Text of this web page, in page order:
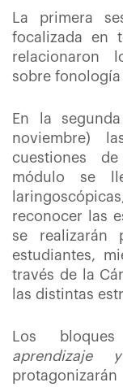
La primera
focalizada en
relacionaron
sobre
En la
noviembre)
cuestiones
módulo se
reconocer las
se realizarán
estudiantes,
través de la
las distintas
Los
aprendizaje
protagonizarán